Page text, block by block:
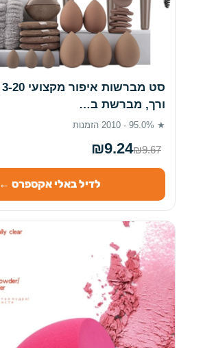
ורך, מברשת ב…
★ 95.0% · 2010 הזמנות
₪9.24₪9.67
לדיל באלי אקספרס ←